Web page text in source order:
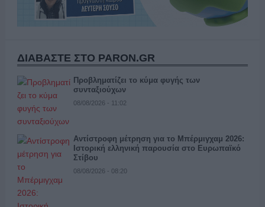
ΔΙΑΒΑΣΤΕ ΣΤΟ PARON.GR
Προβληματίζει το κύμα φυγής των
συνταξιούχων
08/08/2026 - 11:02
Αντίστροφη μέτρηση για το Μπέρμιγχαμ 2026:
Ιστορική ελληνική παρουσία στο Ευρωπαϊκό
Στίβου
08/08/2026 - 08:20